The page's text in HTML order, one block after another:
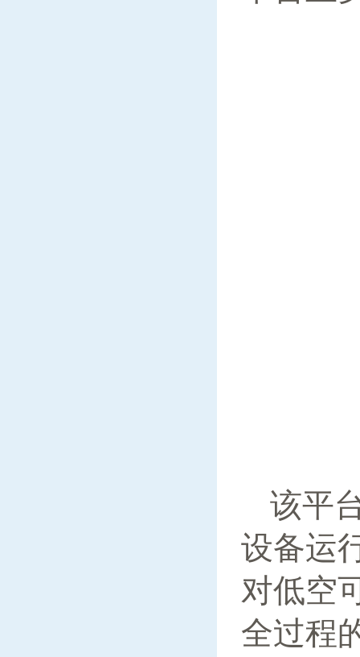
该平
设备运
对低空
全过程